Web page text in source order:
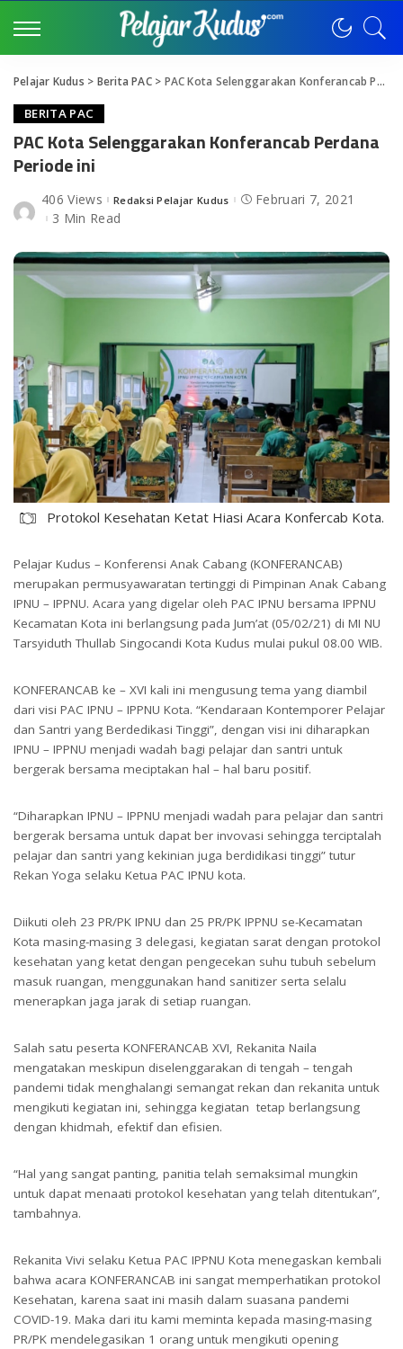
Pelajar Kudus > Berita PAC> PAC Kota Selenggarakan Konferancab Perdana Periode ini
BERITA PAC
PAC Kota Selenggarakan Konferancab Perdana
Periode ini
406 ViewsPosted
by
Redaksi Pelajar Kudus
Februari 7, 2021
3 Min Read
Protokol Kesehatan Ketat Hiasi Acara Konfercab Kota.
Pelajar Kudus – Konferensi Anak Cabang (KONFERANCAB)
merupakan permusyawaratan tertinggi di Pimpinan Anak Cabang
IPNU – IPPNU. Acara yang digelar oleh PAC IPNU bersama IPPNU
Kecamatan Kota ini berlangsung pada Jum’at (05/02/21) di MI NU
Tarsyiduth Thullab Singocandi Kota Kudus mulai pukul 08.00 WIB.
KONFERANCAB ke – XVI kali ini mengusung tema yang diambil
dari visi PAC IPNU – IPPNU Kota. “Kendaraan Kontemporer Pelajar
dan Santri yang Berdedikasi Tinggi”, dengan visi ini diharapkan
IPNU – IPPNU menjadi wadah bagi pelajar dan santri untuk
bergerak bersama meciptakan hal – hal baru positif.
“Diharapkan IPNU – IPPNU menjadi wadah para pelajar dan santri
bergerak bersama untuk dapat ber invovasi sehingga terciptalah
pelajar dan santri yang kekinian juga berdidikasi tinggi” tutur
Rekan Yoga selaku Ketua PAC IPNU kota.
Diikuti oleh 23 PR/PK IPNU dan 25 PR/PK IPPNU se-Kecamatan
Kota masing-masing 3 delegasi, kegiatan sarat dengan protokol
kesehatan yang ketat dengan pengecekan suhu tubuh sebelum
masuk ruangan, menggunakan hand sanitizer serta selalu
menerapkan jaga jarak di setiap ruangan.
Salah satu peserta KONFERANCAB XVI, Rekanita Naila
mengatakan meskipun diselenggarakan di tengah – tengah
pandemi tidak menghalangi semangat rekan dan rekanita untuk
mengikuti kegiatan ini, sehingga kegiatan tetap berlangsung
dengan khidmah, efektif dan efisien.
“Hal yang sangat panting, panitia telah semaksimal mungkin
untuk dapat menaati protokol kesehatan yang telah ditentukan”,
tambahnya.
Rekanita Vivi selaku Ketua PAC IPPNU Kota menegaskan kembali
bahwa acara KONFERANCAB ini sangat memperhatikan protokol
Kesehatan, karena saat ini masih dalam suasana pandemi
COVID-19. Maka dari itu kami meminta kepada masing-masing
PR/PK mendelegasikan 1 orang untuk mengikuti opening